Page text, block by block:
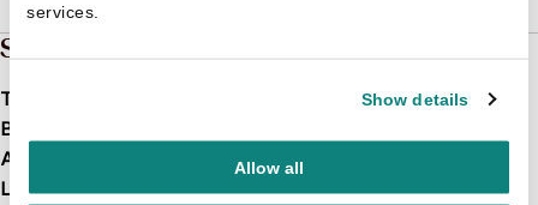
services.
Show details
Allow all
Specificaties
Taal
Bindwijze
Aantal pagina's
Leeftijd3 t/m 10 jaar